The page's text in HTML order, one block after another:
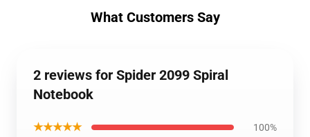
What Customers Say
2 reviews for Spider 2099 Spiral
Notebook
★★★★★ 100%